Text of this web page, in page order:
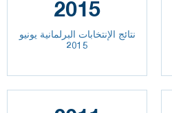
2015
نتائج الإنتخابات البرلمانية يونيو
2015